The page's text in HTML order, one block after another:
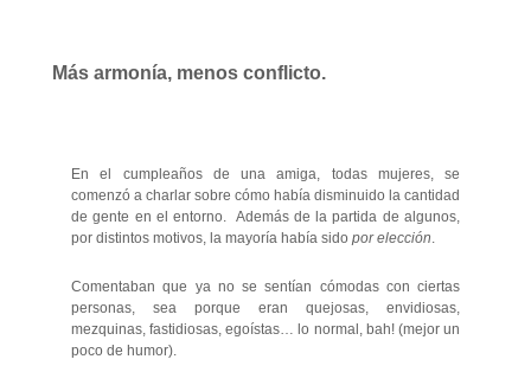
Más armonía, menos conflicto.
En el cumpleaños de una amiga, todas mujeres, se
comenzó a charlar sobre cómo había disminuido la cantidad
de gente en el entorno. Además de la partida de algunos,
por distintos motivos, la mayoría había sido por elección.
Comentaban que ya no se sentían cómodas con ciertas
personas, sea porque eran quejosas, envidiosas,
mezquinas, fastidiosas, egoístas… lo normal, bah! (mejor un
poco de humor).